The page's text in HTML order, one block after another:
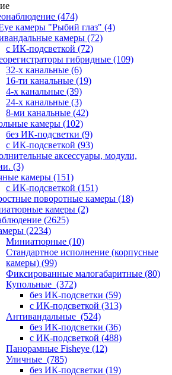
(474)
камеры "Рыбий глаз" (4)
камеры (72)
с ИК-подсветкой (72)
гибридные (109)
32-х канальные (6)
16-ти канальные (19)
4-х канальные (39)
24-х канальные (3)
8-ми канальные (42)
камеры (102)
без ИК-подсветки (9)
с ИК-подсветкой (93)
аксессуары, модули,
(3)
камеры (151)
с ИК-подсветкой (151)
поворотные камеры (18)
камеры (2)
(2625)
(2234)
Миниатюрные (10)
Стандартное исполнение (корпусные
камеры) (99)
Фиксированные малогабаритные (80)
Купольные (372)
без ИК-подсветки (59)
с ИК-подсветкой (313)
Антивандальные (524)
без ИК-подсветки (36)
с ИК-подсветкой (488)
Панорамные Fisheye (12)
Уличные (785)
без ИК-подсветки (19)